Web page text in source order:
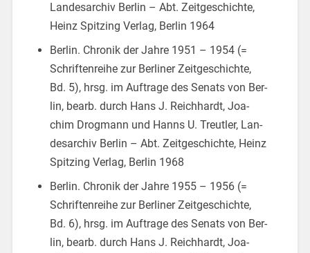
Lan­des­ar­chiv Ber­lin – Abt. Zeit­ge­schich­te,
Heinz Spit­zing Ver­lag, Ber­lin 1964
Ber­lin. Chro­nik der Jahre 1951 – 1954 (=
Schrif­ten­rei­he zur Ber­li­ner Zeit­ge­schich­te,
Bd. 5), hrsg. im Auf­tra­ge des Se­nats von Ber­
lin, bearb. durch Hans J. Reich­hardt, Joa­
chim Drog­mann und Hanns U. Treut­ler, Lan­
des­ar­chiv Ber­lin – Abt. Zeit­ge­schich­te, Heinz
Spit­zing Ver­lag, Ber­lin 1968
Ber­lin. Chro­nik der Jahre 1955 – 1956 (=
Schrif­ten­rei­he zur Ber­li­ner Zeit­ge­schich­te,
Bd. 6), hrsg. im Auf­tra­ge des Se­nats von Ber­
lin, bearb. durch Hans J. Reich­hardt, Joa­